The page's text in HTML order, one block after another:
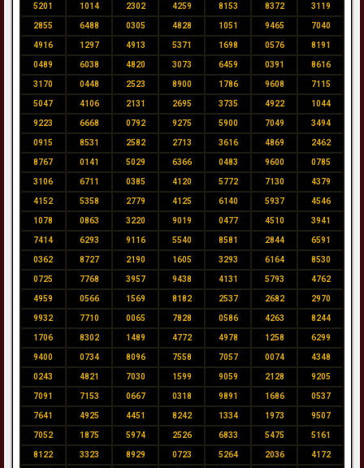
5201 1014 2302 4259 8153 8372 3119
2855 6488 0305 4828 1051 9465 7040
4916 1297 4913 5371 1698 0576 8191
0489 6038 4820 3073 6459 0391 8616
3170 0448 2523 8900 1786 9608 7115
5047 4106 2131 2695 3735 4922 1044
9223 6668 0792 9275 5900 7049 3494
0915 8531 2582 2713 3616 4869 2462
8767 0141 5029 6366 0483 9600 0785
3106 6711 0385 4120 5772 7130 4379
4152 5358 2779 4125 6140 5937 4546
1078 0863 3220 9019 0477 4510 3941
7414 6293 9116 5540 8581 2844 6591
0362 8727 2190 1605 3293 6164 8530
0725 7768 3957 9438 4131 5793 4762
4959 0566 1569 8182 2537 2682 2970
9932 7710 0065 7828 0586 4263 8244
1706 8302 1489 4772 4978 1258 6299
9400 0734 8096 7558 7057 0074 4348
0243 4821 7030 1599 9059 2128 9205
7091 7153 0667 0318 9891 1686 0537
7641 4925 4451 8242 1334 1973 9507
7052 1875 5974 2526 6833 5475 5161
8122 3323 8929 0723 5264 2036 4172